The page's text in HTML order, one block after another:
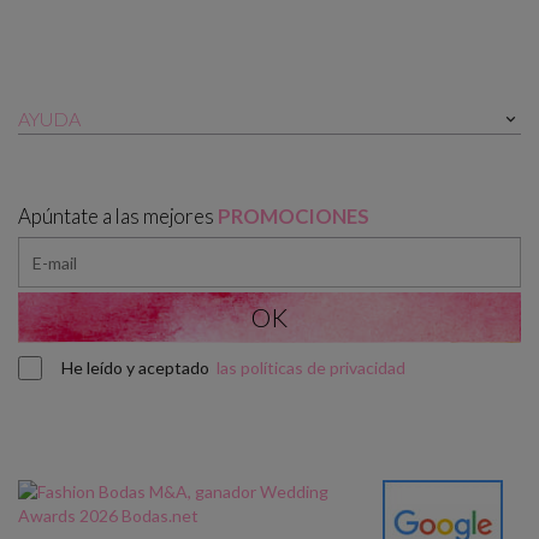
AYUDA 
Apúntate a las mejores PROMOCIONES
He leído y aceptado las políticas de privacidad